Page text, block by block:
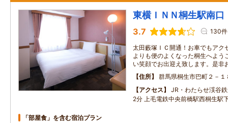
東横ＩＮＮ桐生駅南口
3.7 130件
太田藪塚ＩＣ開通！お車でもアク
よりも便のよくなった桐生へよう
い笑顔でお出迎え致します。是非
住所
群馬県桐生市巴町２－１
アクセス
JR・わたらせ渓谷
2分 上毛電鉄中央前橋駅西桐生駅
「部屋食」を含む宿泊プラン